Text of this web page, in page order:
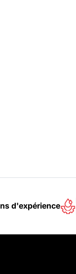
d'expérience